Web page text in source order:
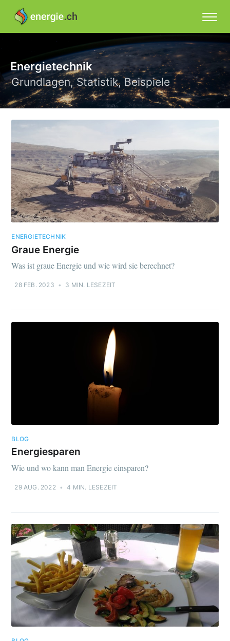
Energietechnik
Grundlagen, Statistik, Beispiele
ENERGIETECHNIK
Graue Energie
Was ist graue Energie und wie wird sie berechnet?
28 FEB. 2023 • 3 MIN. LESEZEIT
BLOG
Energiesparen
Wie und wo kann man Energie einsparen?
29 AUG. 2022 • 4 MIN. LESEZEIT